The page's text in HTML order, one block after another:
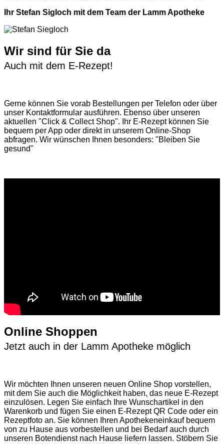
Ihr Stefan Sigloch mit dem Team der Lamm Apotheke
Wir sind für Sie da
Auch mit dem E-Rezept!
Gerne können Sie vorab Bestellungen per Telefon oder über
unser Kontaktformular ausführen. Ebenso über unseren
aktuellen "Click & Collect Shop". Ihr E-Rezept können Sie
bequem per App oder direkt in unserem Online-Shop
abfragen. Wir wünschen Ihnen besonders: "Bleiben Sie
gesund"
Online Shoppen
Jetzt auch in der Lamm Apotheke möglich
Wir möchten Ihnen unseren neuen Online Shop vorstellen,
mit dem Sie auch die Möglichkeit haben, das neue E-Rezept
einzulösen. Legen Sie einfach Ihre Wunschartikel in den
Warenkorb und fügen Sie einen E-Rezept QR Code oder ein
Rezeptfoto an. Sie können Ihren Apothekeneinkauf bequem
von zu Hause aus vorbestellen und bei Bedarf auch durch
unseren Botendienst nach Hause liefern lassen. Stöbern Sie